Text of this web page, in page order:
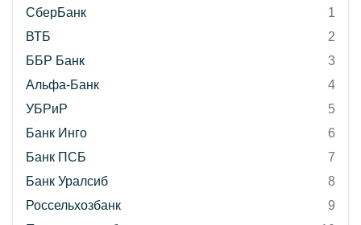
СберБанк
1
ВТБ
2
ББР Банк
3
Альфа-Банк
4
УБРиР
5
Банк Инго
6
Банк ПСБ
7
Банк Уралсиб
8
Россельхозбанк
9